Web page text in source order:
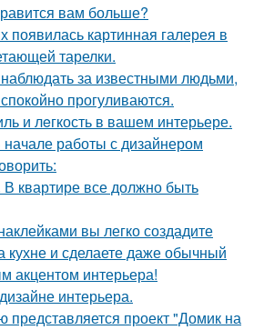
вам больше?
появилась картинная галерея в
тарелки.
за известными людьми,
прогуливаются.
и лeгкость в вашем интерьере.
работы с дизайнером
квартире все должно быть
вы легко создадите
и сделаете даже обычный
акцентом интерьера!
интерьера.
проект "Домик на